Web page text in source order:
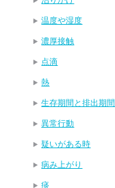
温度や湿度
濃厚接触
点滴
熱
生存期間と排出期間
異常行動
疑いがある時
病み上がり
痰